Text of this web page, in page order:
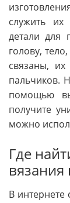
служить их
детали для
голову,
связаны,
пальчиков.
помощью
получите
можно
Где
вязания
В интернете